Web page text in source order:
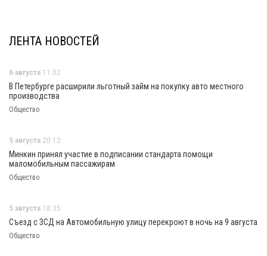
ЛЕНТА НОВОСТЕЙ
6 августа 11:02
В Петербурге расширили льготный займ на покупку авто местного
производства
Общество
5 августа 20:12
Минкин принял участие в подписании стандарта помощи
маломобильным пассажирам
Общество
5 августа 18:35
Съезд с ЗСД на Автомобильную улицу перекроют в ночь на 9 августа
Общество